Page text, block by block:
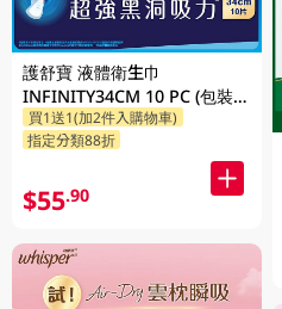
護舒寶 液體衛生巾
INFINITY34CM 10 PC (包裝隨
機發放)
買1送1(加2件入購物車)
指定分類88折
$55.90